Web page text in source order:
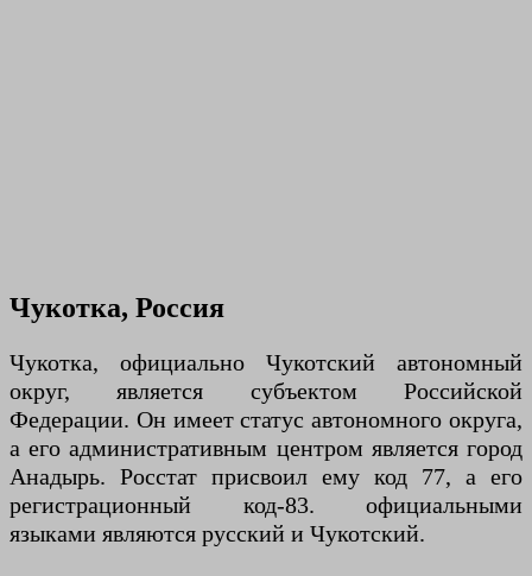
Чукотка, Россия
Чукотка, официально Чукотский автономный
округ, является субъектом Российской
Федерации. Он имеет статус автономного округа,
а его административным центром является город
Анадырь. Росстат присвоил ему код 77, а его
регистрационный код-83. официальными
языками являются русский и Чукотский.